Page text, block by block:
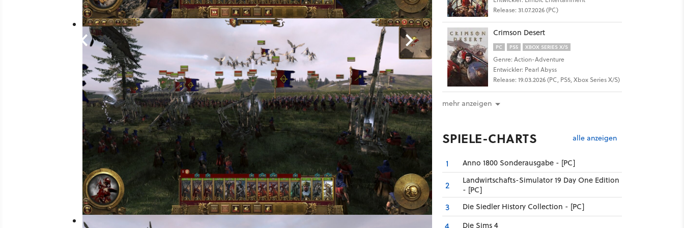
Release: 31.07.2026 (PC)
Crimson Desert
PC PS5 XBOX SERIES X/S
Genre: Action-Adventure
Entwickler: Pearl Abyss
Release: 19.03.2026 (PC, PS5, Xbox Series X/S)
mehr anzeigen
SPIELE-CHARTS alle anzeigen
1 Anno 1800 Sonderausgabe - [PC]
2
Landwirtschafts-Simulator 19 Day One Edition
- [PC]
3 Die Siedler History Collection - [PC]
Die Sims 4